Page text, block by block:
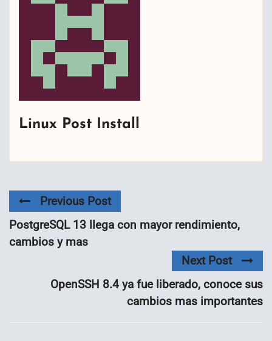
Linux Post Install
Previous Post
PostgreSQL 13 llega con mayor rendimiento,
cambios y mas
Next Post
OpenSSH 8.4 ya fue liberado, conoce sus
cambios mas importantes